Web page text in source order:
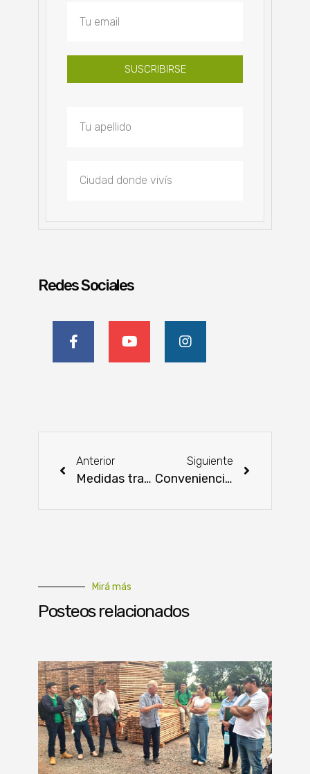
SUSCRIBIRSE
Redes Sociales
Anterior
Medidas transitorias buscan garantizar trazabilidad en exportaciones de granos
Siguiente
Conveniencia, bienestar y sostenibilidad definirán las decisiones de compra en alimentos y bebidas
Mirá más
Posteos relacionados